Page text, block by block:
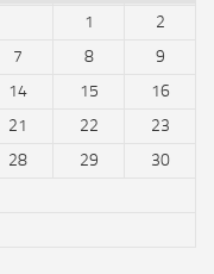
1
2
7 8
9
14 15
16
21 22
23
28 29
30